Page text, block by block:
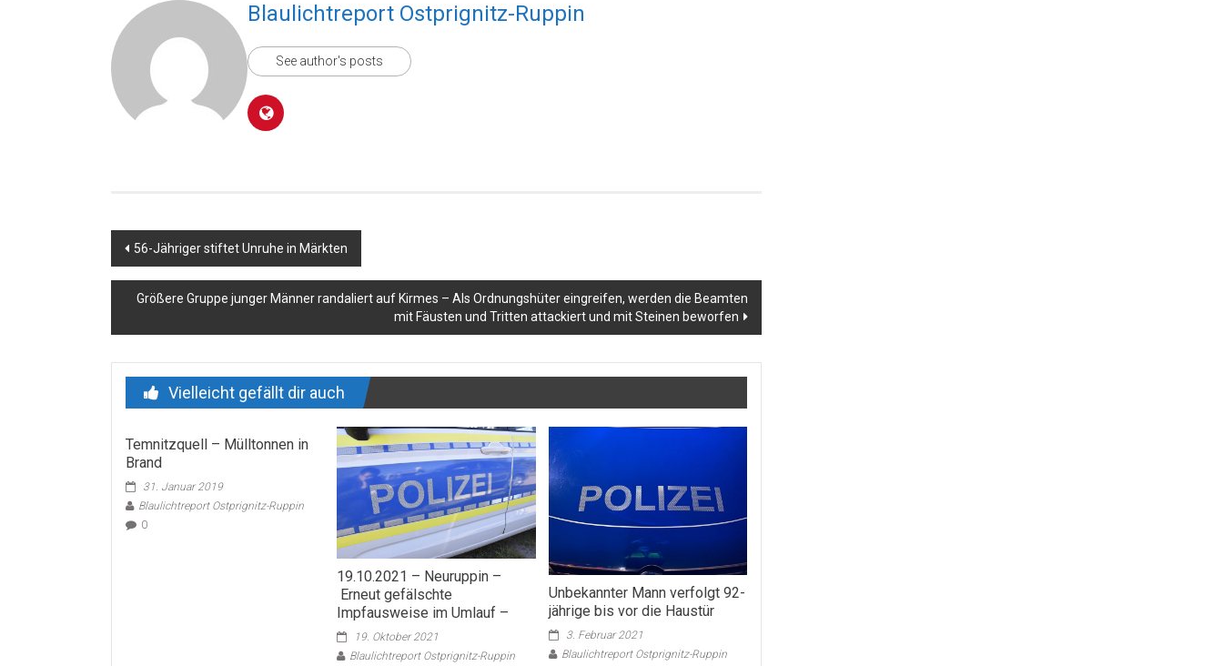
Blaulichtreport Ostprignitz-Ruppin
See author's posts
Beitragsnavigation
56-Jähriger stiftet Unruhe in Märkten
Größere Gruppe junger Männer randaliert auf Kirmes – Als Ordnungshüter eingreifen, werden die Beamten
mit Fäusten und Tritten attackiert und mit Steinen beworfen
Vielleicht gefällt dir auch
Temnitzquell – Mülltonnen in
Brand
31. Januar 2019
Blaulichtreport Ostprignitz-Ruppin
0
19.10.2021 – Neuruppin –
Erneut gefälschte
Impfausweise im Umlauf –
19. Oktober 2021
Blaulichtreport Ostprignitz-Ruppin
Unbekannter Mann verfolgt 92-
jährige bis vor die Haustür
3. Februar 2021
Blaulichtreport Ostprignitz-Ruppin